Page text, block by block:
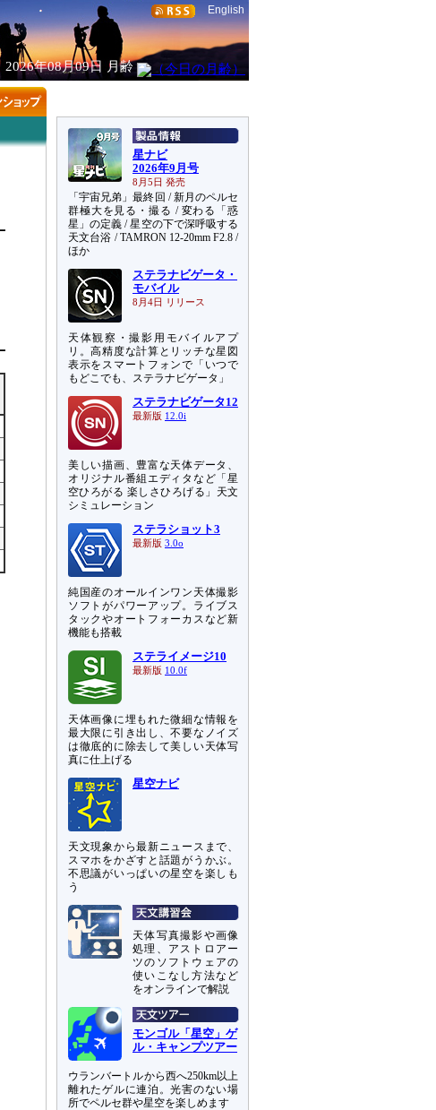
English
2026年08月09日 月齢
星ナビ
2026年9月号
8月5日 発売
「宇宙兄弟」最終回 / 新月のペルセ
群極大を見る・撮る / 変わる「惑
星」の定義 / 星空の下で深呼吸する
天文台浴 / TAMRON 12-20mm F2.8 /
ほか
ステラナビゲータ・
モバイル
8月4日 リリース
天体観察・撮影用モバイルアプ
リ。高精度な計算とリッチな星図
表示をスマートフォンで「いつで
もどこでも、ステラナビゲータ」
ステラナビゲータ12
最新版 12.0i
美しい描画、豊富な天体データ、
オリジナル番組エディタなど「星
空ひろがる 楽しさひろげる」天文
シミュレーション
ステラショット3
最新版 3.0o
純国産のオールインワン天体撮影
ソフトがパワーアップ。ライブス
タックやオートフォーカスなど新
機能も搭載
ステライメージ10
最新版 10.0f
天体画像に埋もれた微細な情報を
最大限に引き出し、不要なノイズ
は徹底的に除去して美しい天体写
真に仕上げる
星空ナビ
天文現象から最新ニュースまで、
スマホをかざすと話題がうかぶ。
不思議がいっぱいの星空を楽しも
う
天体写真撮影や画像
処理、アストロアー
ツのソフトウェアの
使いこなし方法など
をオンラインで解説
モンゴル「星空」ゲ
ル・キャンプツアー
ウランバートルから西へ250km以上
離れたゲルに連泊。光害のない場
所でペルセ群や星空を楽しめます